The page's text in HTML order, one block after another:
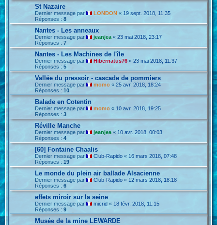
St Nazaire
Dernier message par LONDON « 19 sept. 2018, 11:35
Réponses :8
Nantes - Les anneaux
Dernier message par jeanjea«23 mai 2018, 23:17
Réponses :7
Nantes - Les Machines de l'île
Dernier message par Hibernatus76 «23 mai 2018, 11:37
Réponses :5
Vallée du pressoir - cascade de pommiers
Dernier message par momo «25 avr. 2018, 18:24
Réponses :10
Balade en Cotentin
Dernier message par momo « 10 avr. 2018, 19:25
Réponses :3
Réville Manche
Dernier message par jeanjea«10 avr. 2018, 00:03
Réponses :4
[60] Fontaine Chaalis
Dernier message par Club-Rapido «16 mars 2018, 07:48
Réponses :19
Le monde du plein air ballade Alsacienne
Dernier message par Club-Rapido « 12 mars 2018, 18:18
Réponses :6
effets miroir sur la seine
Dernier message par micrid « 18 févr. 2018, 11:15
Réponses :9
Musée de la mine LEWARDE